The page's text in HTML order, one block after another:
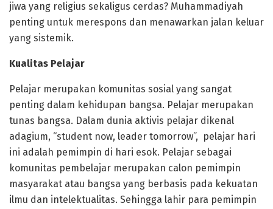
jiwa yang religius sekaligus cerdas? Muhammadiyah
penting untuk merespons dan menawarkan jalan keluar
yang sistemik.
Kualitas Pelajar
Pelajar merupakan komunitas sosial yang sangat
penting dalam kehidupan bangsa. Pelajar merupakan
tunas bangsa. Dalam dunia aktivis pelajar dikenal
adagium, “student now, leader tomorrow”, pelajar hari
ini adalah pemimpin di hari esok. Pelajar sebagai
komunitas pembelajar merupakan calon pemimpin
masyarakat atau bangsa yang berbasis pada kekuatan
ilmu dan intelektualitas. Sehingga lahir para pemimpin